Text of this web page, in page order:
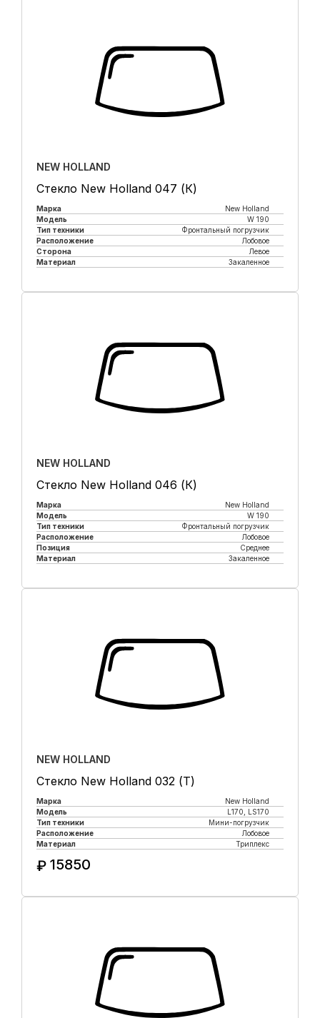
NEW HOLLAND
Стекло New Holland 047 (К)
Марка
New Holland
Модель
W 190
Тип техники
Фронтальный погрузчик
Расположение
Лобовое
Сторона
Левое
Материал
Закаленное
NEW HOLLAND
Стекло New Holland 046 (К)
Марка
New Holland
Модель
W 190
Тип техники
Фронтальный погрузчик
Расположение
Лобовое
Позиция
Среднее
Материал
Закаленное
NEW HOLLAND
Стекло New Holland 032 (Т)
Марка
New Holland
Модель
L170, LS170
Тип техники
Мини-погрузчик
Расположение
Лобовое
Материал
Триплекс
₽ 15850